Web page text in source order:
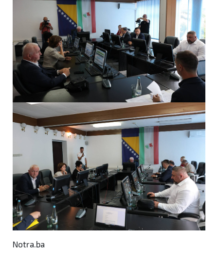
Notra.ba